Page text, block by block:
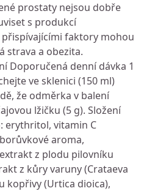
prostaty nejsou dobře
s produkcí
faktory mohou
strava a obezita.
Doporučená denní dávka 1
ve sklenici (150 ml)
že odměrka v balení
lžičku (5 g). Složení
erythritol, vitamin C
aroma,
z plodu pilovníku
z kůry varuny (Crataeva
kopřivy (Urtica dioica),